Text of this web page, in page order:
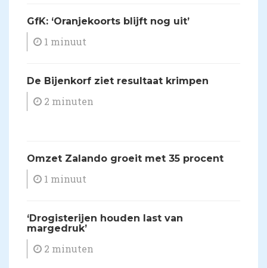
GfK: ‘Oranjekoorts blijft nog uit’
1 minuut
De Bijenkorf ziet resultaat krimpen
2 minuten
Omzet Zalando groeit met 35 procent
1 minuut
‘Drogisterijen houden last van
margedruk’
2 minuten